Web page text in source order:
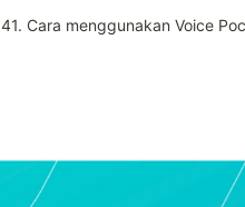
41. Cara menggunakan Voice